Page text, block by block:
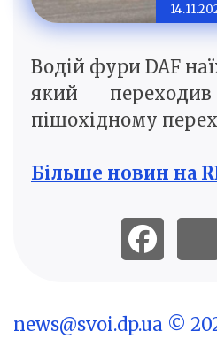
Водій фури DAF
який
пішохідному
Більше новин на
news@svoi.dp.ua ©